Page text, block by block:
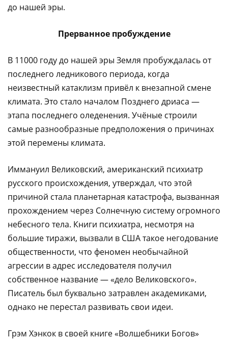
до нашей эры.
Прерванное пробуждение
В 11000 году до нашей эры Земля пробуждалась от
последнего ледникового периода, когда
неизвестный катаклизм привёл к внезапной смене
климата. Это стало началом Позднего дриаса —
этапа последнего оледенения. Учёные строили
самые разнообразные предположения о причинах
этой перемены климата.
Иммануил Великовский, американский психиатр
русского происхождения, утверждал, что этой
причиной стала планетарная катастрофа, вызванная
прохождением через Солнечную систему огромного
небесного тела. Книги психиатра, несмотря на
большие тиражи, вызвали в США такое негодование
общественности, что феномен необычайной
агрессии в адрес исследователя получил
собственное название — «дело Великовского».
Писатель был буквально затравлен академиками,
однако не перестал развивать свои идеи.
Грэм Хэнкок в своей книге «Волшебники Богов»